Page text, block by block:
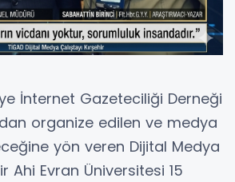
İnternet Gazeteciliği Derneği
organize edilen ve medya
yön veren Dijital Medya
Ahi Evran Üniversitesi 15